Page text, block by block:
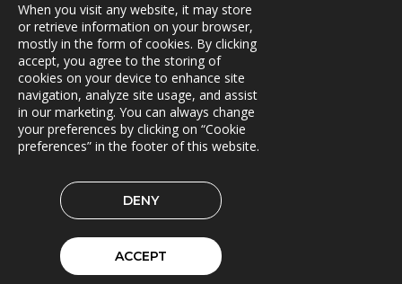
Vuorikatu 14 A
00100 Helsinki
Puh.
+358 40 451 7981
info@triona.fi
© 2026 Triona OY Cookie preferences
When you visit any website, it may store
or retrieve information on your browser,
mostly in the form of cookies. By clicking
accept, you agree to the storing of
cookies on your device to enhance site
navigation, analyze site usage, and assist
in our marketing. You can always change
your preferences by clicking on “Cookie
preferences” in the footer of this website.
DENY
ACCEPT